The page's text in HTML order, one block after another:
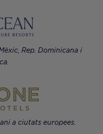
Rep. Dominicana i
a ciutats europees.